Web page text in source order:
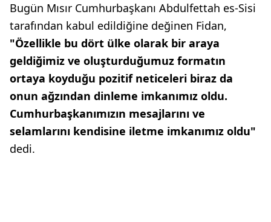
Bugün Mısır Cumhurbaşkanı Abdulfettah es-Sisi
tarafından kabul edildiğine değinen Fidan,
"Özellikle bu dört ülke olarak bir araya
geldiğimiz ve oluşturduğumuz formatın
ortaya koyduğu pozitif neticeleri biraz da
onun ağzından dinleme imkanımız oldu.
Cumhurbaşkanımızın mesajlarını ve
selamlarını kendisine iletme imkanımız oldu"
dedi.